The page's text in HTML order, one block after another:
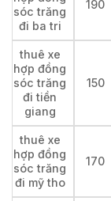
sóc trăng
đi ba tri
190
thuê xe
hợp đồng
sóc trăng
đi tiền
giang
150
thuê xe
hợp đồng
sóc trăng
đi mỹ tho
170